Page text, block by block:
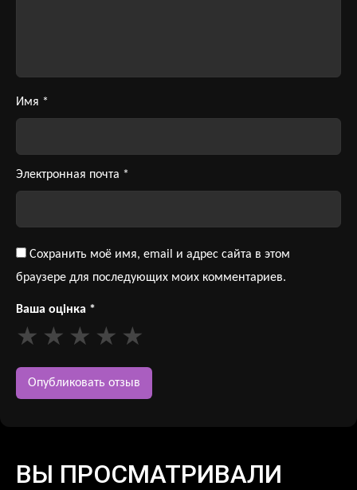
Имя *
Электронная почта *
Сохранить моё имя, email и адрес сайта в этом
браузере для последующих моих комментариев.
Ваша оцінка *
ВЫ ПРОСМАТРИВАЛИ